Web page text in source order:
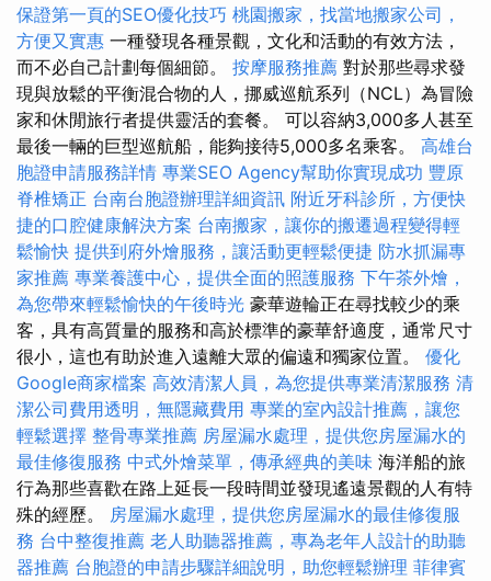
保證第一頁的SEO優化技巧 桃園搬家，找當地搬家公司，
方便又實惠 一種發現各種景觀，文化和活動的有效方法，
而不必自己計劃每個細節。 按摩服務推薦 對於那些尋求發
現與放鬆的平衡混合物的人，挪威巡航系列（NCL）為冒險
家和休閒旅行者提供靈活的套餐。 可以容納3,000多人甚至
最後一輛的巨型巡航船，能夠接待5,000多名乘客。 高雄台
胞證申請服務詳情 專業SEO Agency幫助你實現成功 豐原
脊椎矯正 台南台胞證辦理詳細資訊 附近牙科診所，方便快
捷的口腔健康解決方案 台南搬家，讓你的搬遷過程變得輕
鬆愉快 提供到府外燴服務，讓活動更輕鬆便捷 防水抓漏專
家推薦 專業養護中心，提供全面的照護服務 下午茶外燴，
為您帶來輕鬆愉快的午後時光 豪華遊輪正在尋找較少的乘
客，具有高質量的服務和高於標準的豪華舒適度，通常尺寸
很小，這也有助於進入遠離大眾的偏遠和獨家位置。 優化
Google商家檔案 高效清潔人員，為您提供專業清潔服務 清
潔公司費用透明，無隱藏費用 專業的室內設計推薦，讓您
輕鬆選擇 整骨專業推薦 房屋漏水處理，提供您房屋漏水的
最佳修復服務 中式外燴菜單，傳承經典的美味 海洋船的旅
行為那些喜歡在路上延長一段時間並發現遙遠景觀的人有特
殊的經歷。 房屋漏水處理，提供您房屋漏水的最佳修復服
務 台中整復推薦 老人助聽器推薦，專為老年人設計的助聽
器推薦 台胞證的申請步驟詳細說明，助您輕鬆辦理 菲律賓